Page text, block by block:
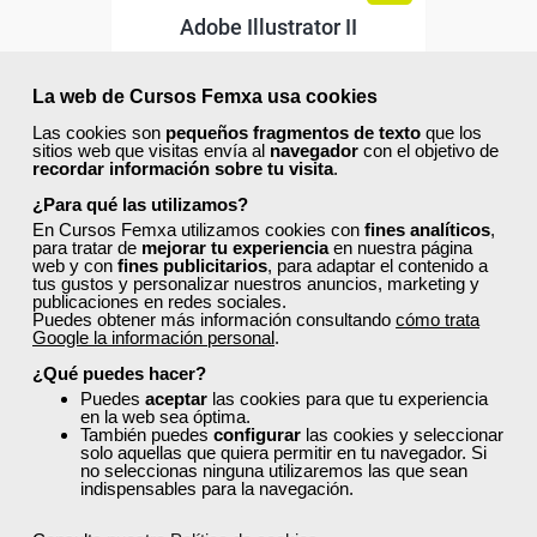
La web de Cursos Femxa usa cookies
Las cookies son pequeños fragmentos de texto que los
sitios web que visitas envía al navegador con el objetivo de
recordar información sobre tu visita.
¿Para qué las utilizamos?
En Cursos Femxa utilizamos cookies con fines analíticos,
para tratar de mejorar tu experienciaen nuestra página
web y con fines publicitarios, para adaptar el contenido a
tus gustos y personalizar nuestros anuncios, marketing y
publicaciones en redes sociales.
Puedes obtener más información consultando cómo trata
Google la información personal.
¿Qué puedes hacer?
Puedes aceptar las cookies para que tu experiencia
en la web sea óptima.
También puedes configurar las cookies y seleccionar
solo aquellas que quiera permitir en tu navegador. Si
no seleccionas ninguna utilizaremos las que sean
indispensables para la navegación.
Adobe Illustrator II
Curso Gratuito
45 horas
Online (toda España)
Ver curso
0
ONLINE
Formación 100%
subvencionada.
trabajadores y autónomos.